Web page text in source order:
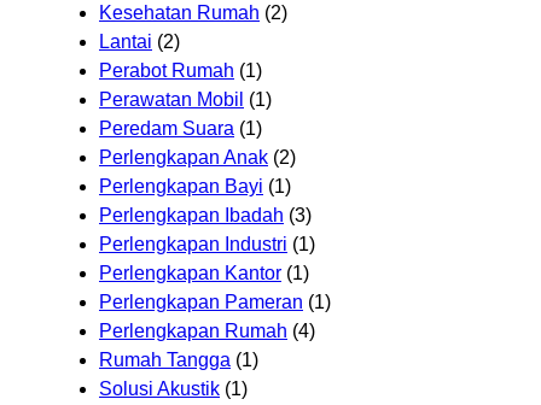
Kesehatan Rumah (2)
Lantai (2)
Perabot Rumah (1)
Perawatan Mobil (1)
Peredam Suara (1)
Perlengkapan Anak (2)
Perlengkapan Bayi (1)
Perlengkapan Ibadah (3)
Perlengkapan Industri (1)
Perlengkapan Kantor (1)
Perlengkapan Pameran (1)
Perlengkapan Rumah (4)
Rumah Tangga (1)
Solusi Akustik (1)